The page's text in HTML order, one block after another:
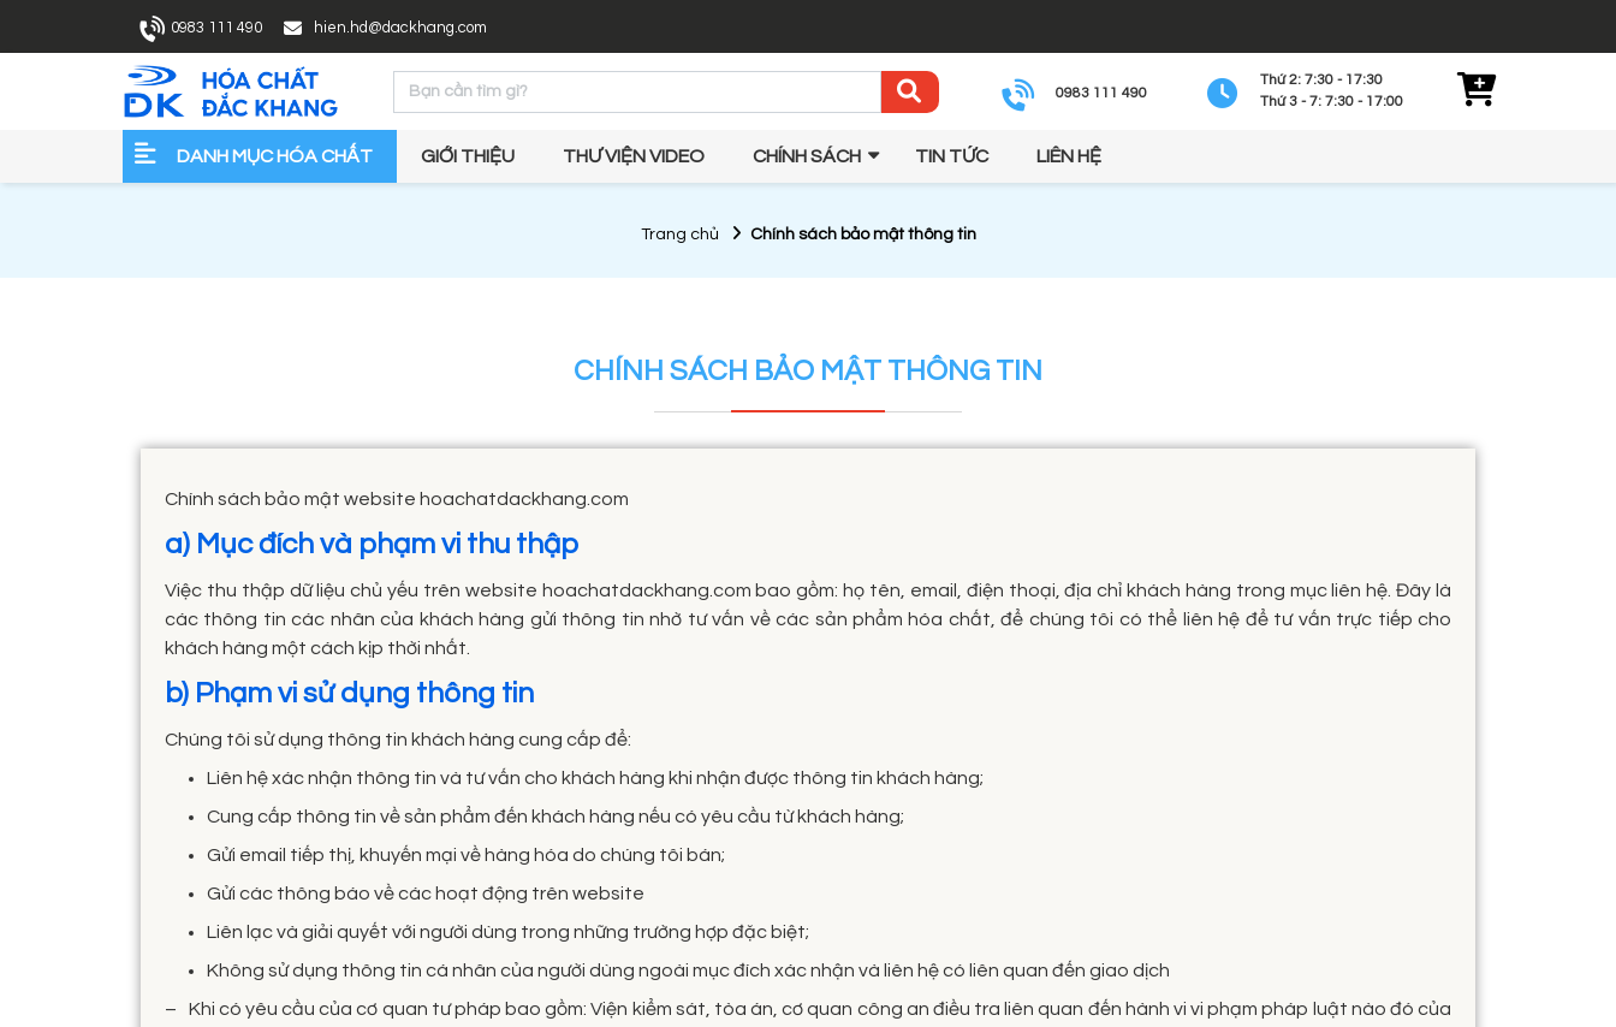
0983 111 490 hien.hd@dackhang.com
0983 111 490
Thứ 2: 7:30 - 17:30
Thứ 3 - 7: 7:30 - 17:00
DANH MỤC HÓA CHẤT GIỚI THIỆU THƯ VIỆN VIDEO CHÍNH SÁCH TIN TỨC LIÊN HỆ
Trang chủ Chính sách bảo mật thông tin
CHÍNH SÁCH BẢO MẬT THÔNG TIN
Chính sách bảo mật website hoachatdackhang.com
a) Mục đích và phạm vi thu thập
Việc thu thập dữ liệu chủ yếu trên website hoachatdackhang.com bao gồm: họ tên, email, điện thoại, địa chỉ khách hàng trong mục liên hệ. Đây là
các thông tin các nhân của khách hàng gửi thông tin nhờ tư vấn về các sản phẩm hóa chất, để chúng tôi có thể liên hệ để tư vấn trực tiếp cho
khách hàng một cách kịp thời nhất.
b) Phạm vi sử dụng thông tin
Chúng tôi sử dụng thông tin khách hàng cung cấp để:
Liên hệ xác nhận thông tin và tư vấn cho khách hàng khi nhận được thông tin khách hàng;
Cung cấp thông tin về sản phẩm đến khách hàng nếu có yêu cầu từ khách hàng;
Gửi email tiếp thị, khuyến mại về hàng hóa do chúng tôi bán;
Gửi các thông báo về các hoạt động trên website
Liên lạc và giải quyết với người dùng trong những trường hợp đặc biệt;
Không sử dụng thông tin cá nhân của người dùng ngoài mục đích xác nhận và liên hệ có liên quan đến giao dịch
– Khi có yêu cầu của cơ quan tư pháp bao gồm: Viện kiểm sát, tòa án, cơ quan công an điều tra liên quan đến hành vi vi phạm pháp luật nào đó của